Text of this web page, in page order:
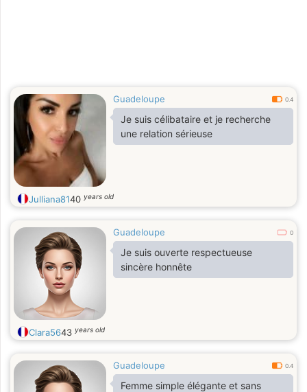
Guadeloupe 0.4
Je suis célibataire et je recherche
une relation sérieuse
Julliana8140 years old
Guadeloupe 0
Je suis ouverte respectueuse
sincère honnête
Clara5643 years old
Guadeloupe 0.4
Femme simple élégante et sans